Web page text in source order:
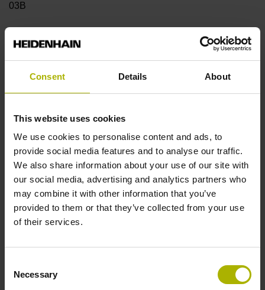
Consent Details About
This website uses cookies
We use cookies to personalise content and ads, to
provide social media features and to analyse our traffic.
We also share information about your use of our site with
our social media, advertising and analytics partners who
may combine it with other information that you’ve
provided to them or that they’ve collected from your use
of their services.
Selection
Necessary
03B
Welle
Vollwelle, Durchmesser 10 mm, Länge 20 mm
Wellentyp
01J
Schutzart
IP64 (EN60529)
Arbeitstemperatur
-40/+100 °C